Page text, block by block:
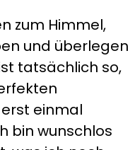
zum Himmel,
und überlegen
tatsächlich so,
einmal
bin wunschlos